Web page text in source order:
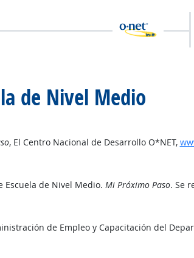
de Nivel Medio
, El Centro Nacional de Desarrollo O*NET,
Escuela de Nivel Medio. Mi Próximo Paso. Se
de Empleo y Capacitación del